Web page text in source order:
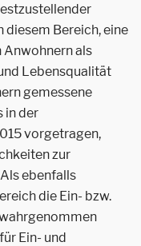
Bereich, eine
Anwohnern als
Lebensqualität
gemessene
in der
vorgetragen,
zur
ebenfalls
die Ein- bzw.
Ein- und